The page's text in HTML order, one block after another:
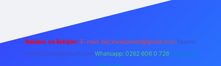
Reklam ve İletişim: E-mail: backlinkpaneli@gmail.com Teams:
forumhizmeti@gmail.com Whatsapp: 0262 606 0 726 Telegram: